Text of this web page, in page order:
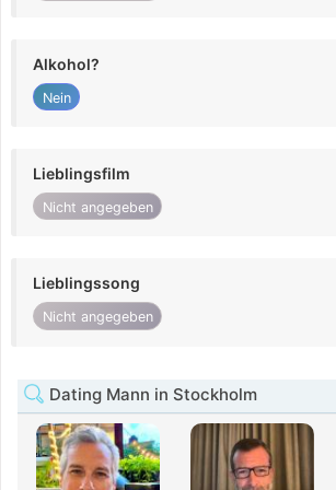
Alkohol?
Nein
Lieblingsfilm
Nicht angegeben
Lieblingssong
Nicht angegeben
Dating Mann in Stockholm